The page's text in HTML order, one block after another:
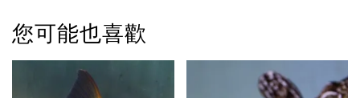
您可能也喜歡